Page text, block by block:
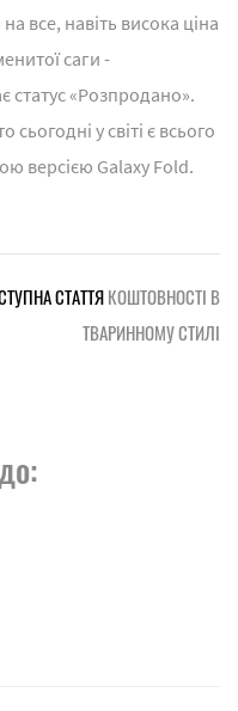
все, навіть висока ціна
саги -
статус «Розпродано».
у світі є всього
версією Galaxy Fold.
СТАТТЯКОШТОВНОСТІ В
ТВАРИННОМУ СТИЛІ